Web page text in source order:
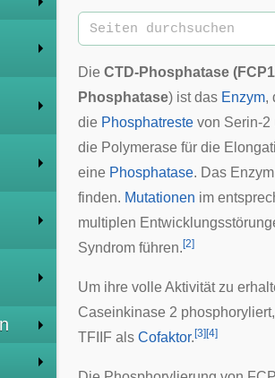
Die CTD-Phosphatase
Phosphatase) ist das Enzym,
die Phosphatreste von Serin-2
die Polymerase für die
eine Phosphatase. Das
finden. Mutationen im
multiplen
Syndrom führen. [2]
Um ihre volle Aktivität zu
Caseinkinase 2
TFIIF als Cofaktor. [3] [4]